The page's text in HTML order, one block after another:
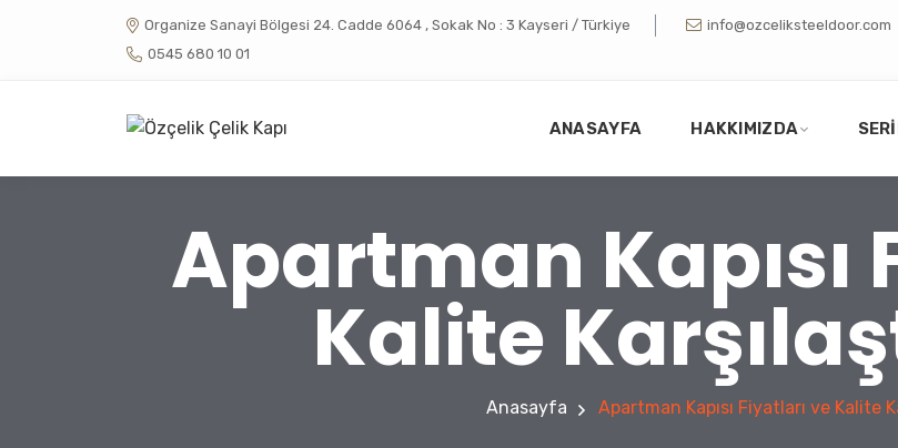
Organize Sanayi Bölgesi 24. Cadde 6064 , Sokak No : 3 Kayseri / Türkiye
info@ozceliksteeldoor.com
0545 680 10 01
ANASAYFA HAKKIMIZDA
Apartman Kapısı
Kalite
Anasayfa Apartman Kapısı Fiyatları ve Kalite